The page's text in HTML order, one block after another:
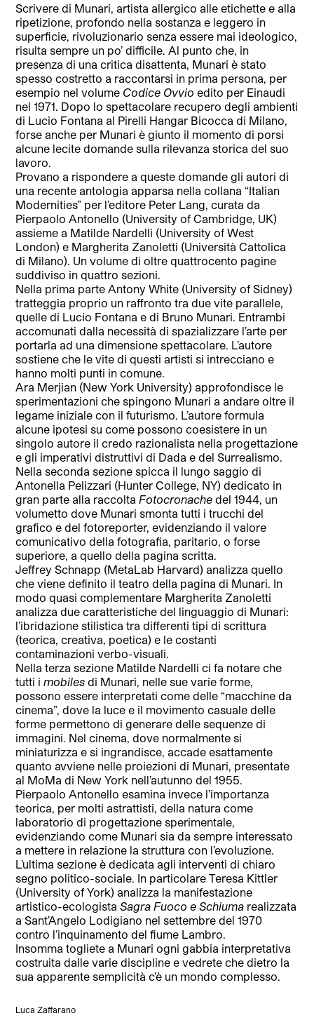
Scrivere di Munari, artista allergico alle etichette e alla
ripetizione, profondo nella sostanza e leggero in
superficie, rivoluzionario senza essere mai ideologico,
risulta sempre un po’ difficile. Al punto che, in
presenza di una critica disattenta, Munari è stato
spesso costretto a raccontarsi in prima persona, per
esempio nel volume Codice Ovvio edito per Einaudi
nel 1971. Dopo lo spettacolare recupero degli ambienti
di Lucio Fontana al Pirelli Hangar Bicocca di Milano,
forse anche per Munari è giunto il momento di porsi
alcune lecite domande sulla rilevanza storica del suo
lavoro.
Provano a rispondere a queste domande gli autori di
una recente antologia apparsa nella collana “Italian
Modernities” per l’editore Peter Lang, curata da
Pierpaolo Antonello (University of Cambridge, UK)
assieme a Matilde Nardelli (University of West
London) e Margherita Zanoletti (Università Cattolica
di Milano). Un volume di oltre quattrocento pagine
suddiviso in quattro sezioni.
Nella prima parte Antony White (University of Sidney)
tratteggia proprio un raffronto tra due vite parallele,
quelle di Lucio Fontana e di Bruno Munari. Entrambi
accomunati dalla necessità di spazializzare l’arte per
portarla ad una dimensione spettacolare. L’autore
sostiene che le vite di questi artisti si intrecciano e
hanno molti punti in comune.
Ara Merjian (New York University) approfondisce le
sperimentazioni che spingono Munari a andare oltre il
legame iniziale con il futurismo. L’autore formula
alcune ipotesi su come possono coesistere in un
singolo autore il credo razionalista nella progettazione
e gli imperativi distruttivi di Dada e del Surrealismo.
Nella seconda sezione spicca il lungo saggio di
Antonella Pelizzari (Hunter College, NY) dedicato in
gran parte alla raccolta Fotocronache del 1944, un
volumetto dove Munari smonta tutti i trucchi del
grafico e del fotoreporter, evidenziando il valore
comunicativo della fotografia, paritario, o forse
superiore, a quello della pagina scritta.
Jeffrey Schnapp (MetaLab Harvard) analizza quello
che viene definito il teatro della pagina di Munari. In
modo quasi complementare Margherita Zanoletti
analizza due caratteristiche del linguaggio di Munari:
l’ibridazione stilistica tra differenti tipi di scrittura
(teorica, creativa, poetica) e le costanti
contaminazioni verbo-visuali.
Nella terza sezione Matilde Nardelli ci fa notare che
tutti imobiles di Munari, nelle sue varie forme,
possono essere interpretati come delle “macchine da
cinema”, dove la luce e il movimento casuale delle
forme permettono di generare delle sequenze di
immagini. Nel cinema, dove normalmente si
miniaturizza e si ingrandisce, accade esattamente
quanto avviene nelle proiezioni di Munari, presentate
al MoMa di New York nell’autunno del 1955.
Pierpaolo Antonello esamina invece l’importanza
teorica, per molti astrattisti, della natura come
laboratorio di progettazione sperimentale,
evidenziando come Munari sia da sempre interessato
a mettere in relazione la struttura con l’evoluzione.
L’ultima sezione è dedicata agli interventi di chiaro
segno politico-sociale. In particolare Teresa Kittler
(University of York) analizza la manifestazione
artistico-ecologistaSagra Fuoco e Schiuma realizzata
a Sant’Angelo Lodigiano nel settembre del 1970
contro l’inquinamento del fiume Lambro.
Insomma togliete a Munari ogni gabbia interpretativa
costruita dalle varie discipline e vedrete che dietro la
sua apparente semplicità c’è un mondo complesso.
Luca Zaffarano